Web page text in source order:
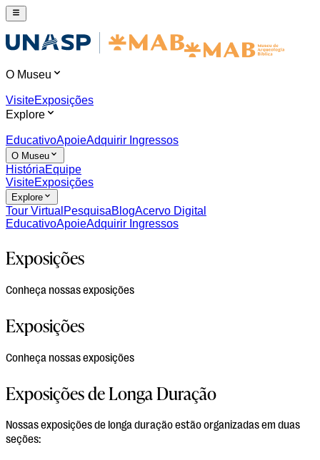
O Museu
VisiteExposições
Explore
EducativoApoieAdquirir Ingressos
O Museu
HistóriaEquipe
VisiteExposições
Explore
Tour Virtual PesquisaBlogAcervo Digital
EducativoApoieAdquirir Ingressos
Exposições
Conheça nossas exposições
Exposições
Conheça nossas exposições
Exposições de Longa Duração
Nossas exposições de longa duração estão organizadas em duas
seções: